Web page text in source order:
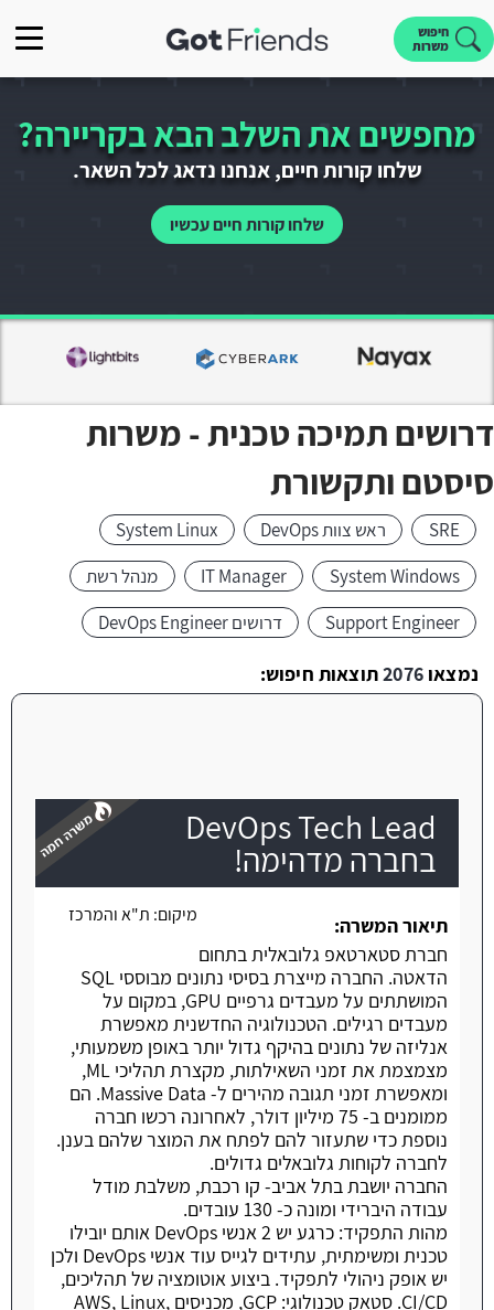
חיפוש
משרות
מחפשים את השלב הבא בקריירה?
שלחו קורות חיים, אנחנו נדאג לכל השאר.
שלחו קורות חיים עכשיו
דרושים תמיכה טכנית - משרות
סיסטם ותקשורת
SRE ראש צוות DevOps
System Linux
System Windows
IT Manager
מנהל רשת
Support Engineer
דרושים DevOps Engineer
נמצאו2076תוצאות חיפוש:
DevOps Tech Lead
בחברה מדהימה!
משרה חמה מיקום: ת"א והמרכז
תיאור המשרה:
חברת סטארטאפ גלובאלית בתחום
הדאטה. החברה מייצרת בסיסי נתונים מבוססי SQL
המושתתים על מעבדים גרפיים GPU, במקום על
מעבדים רגילים. הטכנולוגיה החדשנית מאפשרת
אנליזה של נתונים בהיקף גדול יותר באופן משמעותי,
מצמצמת את זמני השאילתות, מקצרת תהליכי ML,
ומאפשרת זמני תגובה מהירים ל- Massive Data. הם
ממומנים ב- 75 מיליון דולר, לאחרונה רכשו חברה
נוספת כדי שתעזור להם לפתח את המוצר שלהם בענן.
לחברה לקוחות גלובאלים גדולים.
החברה יושבת בתל אביב- קו רכבת, משלבת מודל
עבודה היברידי ומונה כ- 130 עובדים.
מהות התפקיד: כרגע יש 2 אנשי DevOps אותם יובילו
טכנית ומשימתית, עתידים לגייס עוד אנשי DevOps ולכן
יש אופק ניהולי לתפקיד. ביצוע אוטומציה של תהליכים,
CI/CD. סטאק טכנולוגי: GCP, מכניסים AWS, Linux,